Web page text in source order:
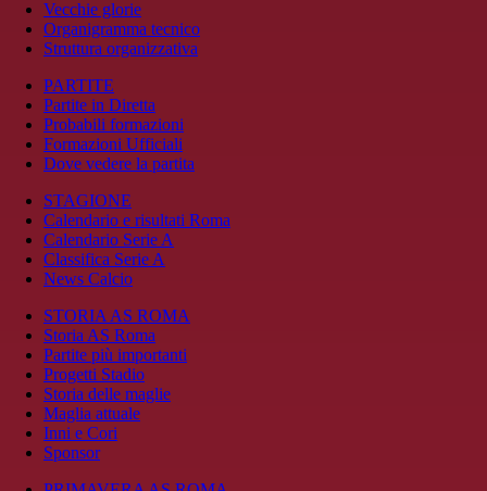
Vecchie glorie
Organigramma tecnico
Struttura organizzativa
PARTITE
Partite in Diretta
Probabili formazioni
Formazioni Ufficiali
Dove vedere la partita
STAGIONE
Calendario e risultati Roma
Calendario Serie A
Classifica Serie A
News Calcio
STORIA AS ROMA
Storia AS Roma
Partite più importanti
Progetti Stadio
Storia delle maglie
Maglia attuale
Inni e Cori
Sponsor